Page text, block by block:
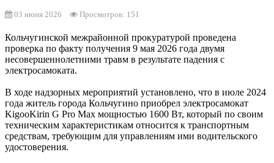
03 июня 2026 Просмотров: 151
Кольчугинской межрайонной прокуратурой проведена
проверка по факту получения 9 мая 2026 года двумя
несовершеннолетними травм в результате падения с
электросамоката.
В ходе надзорных мероприятий установлено, что в июле 2024
года житель города Кольчугино приобрел электросамокат
KigooKirin G Pro Max мощностью 1600 Вт, который по своим
техническим характеристикам относится к транспортным
средствам, требующим для управлениям ими водительского
удостоверения.